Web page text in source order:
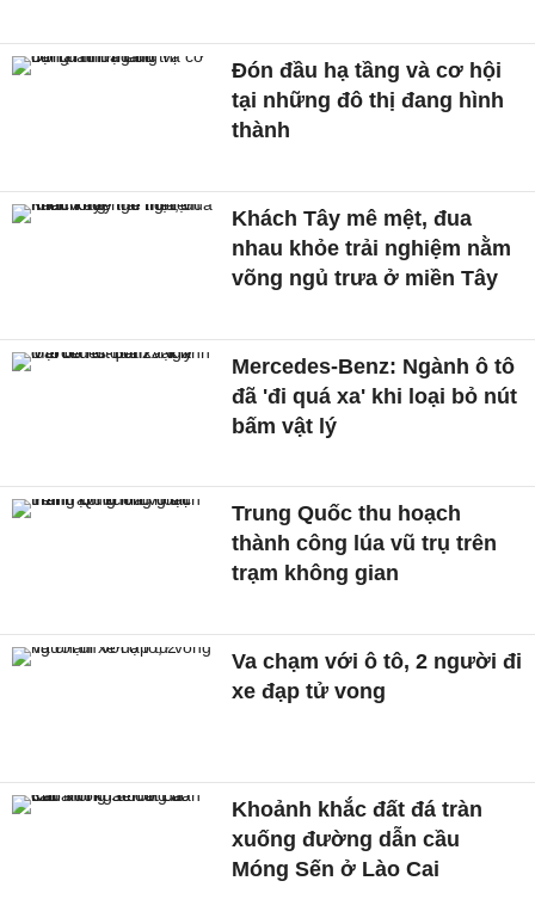
Đón đầu hạ tầng và cơ hội
tại những đô thị đang hình
thành
Khách Tây mê mệt, đua
nhau khỏe trải nghiệm nằm
võng ngủ trưa ở miền Tây
Mercedes-Benz: Ngành ô tô
đã 'đi quá xa' khi loại bỏ nút
bấm vật lý
Trung Quốc thu hoạch
thành công lúa vũ trụ trên
trạm không gian
Va chạm với ô tô, 2 người đi
xe đạp tử vong
Khoảnh khắc đất đá tràn
xuống đường dẫn cầu
Móng Sến ở Lào Cai